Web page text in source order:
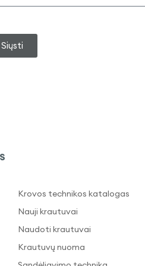
Siųsti
Krovos technikos katalogas
Nauji krautuvai
Naudoti krautuvai
Krautuvų nuoma